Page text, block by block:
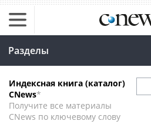
Разделы
Индексная книга (каталог)
CNews*
Получите все материалы
CNews по ключевому слову